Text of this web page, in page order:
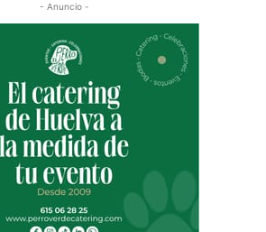
- Anuncio -